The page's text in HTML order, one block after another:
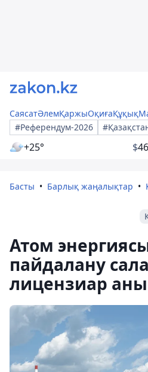
СаясатӘлемҚаржыОқиғаҚұқық
#Референдум-2026
+25° $
Басты Барлық жаңалықтар
Атом
пайдалану
лицензиар